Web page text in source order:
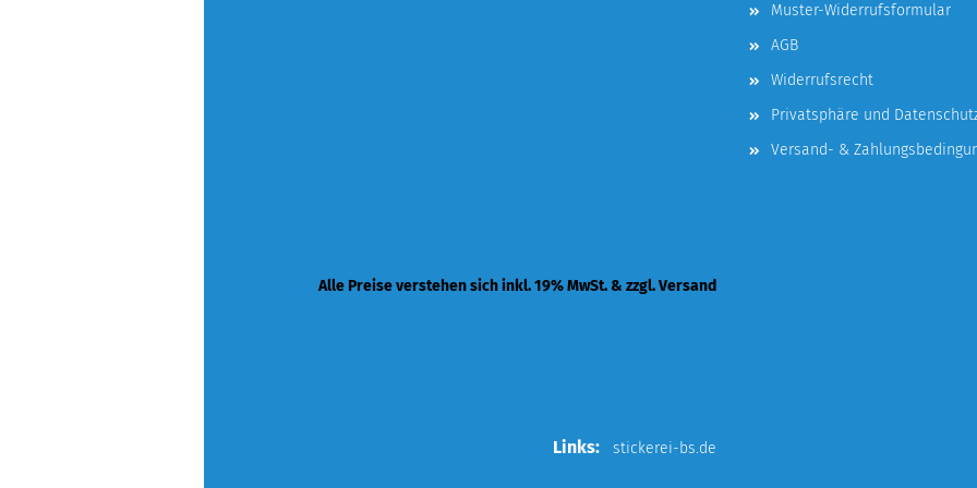
Muster-Widerrufsformular
AGB
Widerrufsrecht
Privatsphäre und
Versand- &
Alle Preise verstehen sich inkl. 19% MwSt. & zzgl. Versand
Links: stickerei-bs.de